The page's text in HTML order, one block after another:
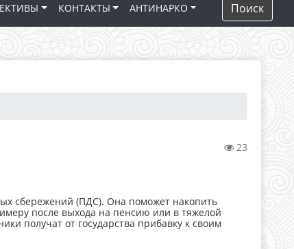
КОНТАКТЫ АНТИНАРКО Поиск
23
сбережений (ПДС). Она поможет накопить
после выхода на пенсию или в тяжелой
получат от государства прибавку к своим